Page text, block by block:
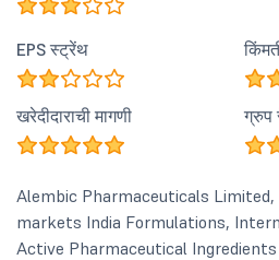
EPS स्ट्रेंथ
खरेदीदाराची मागणी ग्रुप
Alembic Pharmaceuticals
markets India Formulations,
Active Pharmaceutical